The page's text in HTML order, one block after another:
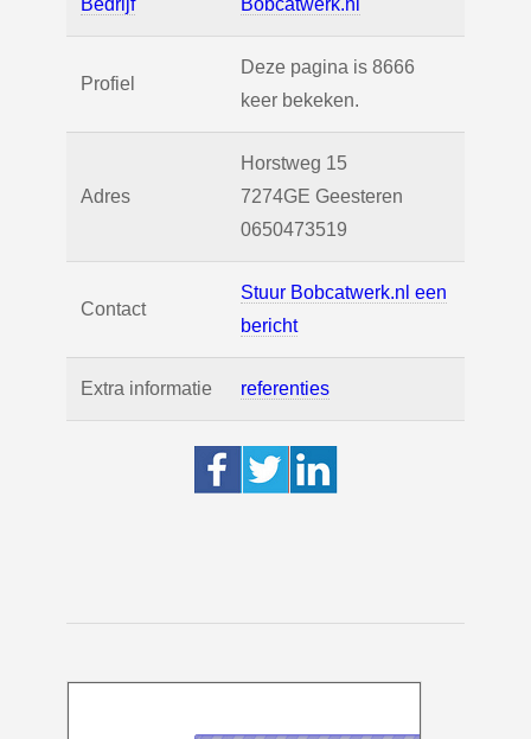
Bedrijf Bobcatwerk.nl
Profiel
Deze pagina is 8666
keer bekeken.
Adres
Horstweg 15
7274GE Geesteren
0650473519
Contact
Stuur Bobcatwerk.nl een
bericht
Extra informatie referenties